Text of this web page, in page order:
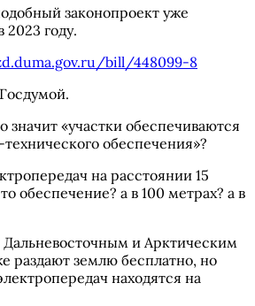
законопроект уже
2023 году.
bill/448099-8
значит «участки обеспечиваются
обеспечения»?
на расстоянии 15
обеспечение? а в 100 метрах? а в
Дальневосточным и Арктическим
раздают землю бесплатно, но
находятся на